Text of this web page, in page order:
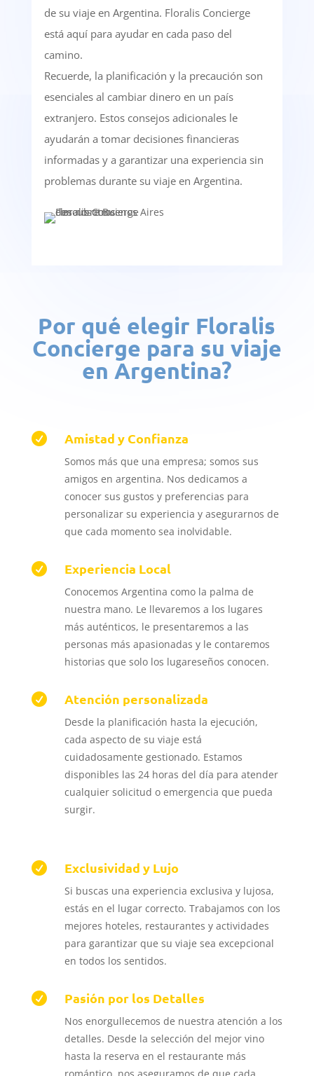
de su viaje en Argentina. Floralis Concierge
está aquí para ayudar en cada paso del
camino.
Recuerde, la planificación y la precaución son
esenciales al cambiar dinero en un país
extranjero. Estos consejos adicionales le
ayudarán a tomar decisiones financieras
informadas y a garantizar una experiencia sin
problemas durante su viaje en Argentina.
Por qué elegir Floralis
Concierge para su viaje
en Argentina?
 Amistad y Confianza
Somos más que una empresa; somos sus
amigos en argentina. Nos dedicamos a
conocer sus gustos y preferencias para
personalizar su experiencia y asegurarnos de
que cada momento sea inolvidable.
 Experiencia Local
Conocemos Argentina como la palma de
nuestra mano. Le llevaremos a los lugares
más auténticos, le presentaremos a las
personas más apasionadas y le contaremos
historias que solo los lugareseños conocen.
 Atención personalizada
Desde la planificación hasta la ejecución,
cada aspecto de su viaje está
cuidadosamente gestionado. Estamos
disponibles las 24 horas del día para atender
cualquier solicitud o emergencia que pueda
surgir.
 Exclusividad y Lujo
Si buscas una experiencia exclusiva y lujosa,
estás en el lugar correcto. Trabajamos con los
mejores hoteles, restaurantes y actividades
para garantizar que su viaje sea excepcional
en todos los sentidos.
 Pasión por los Detalles
Nos enorgullecemos de nuestra atención a los
detalles. Desde la selección del mejor vino
hasta la reserva en el restaurante más